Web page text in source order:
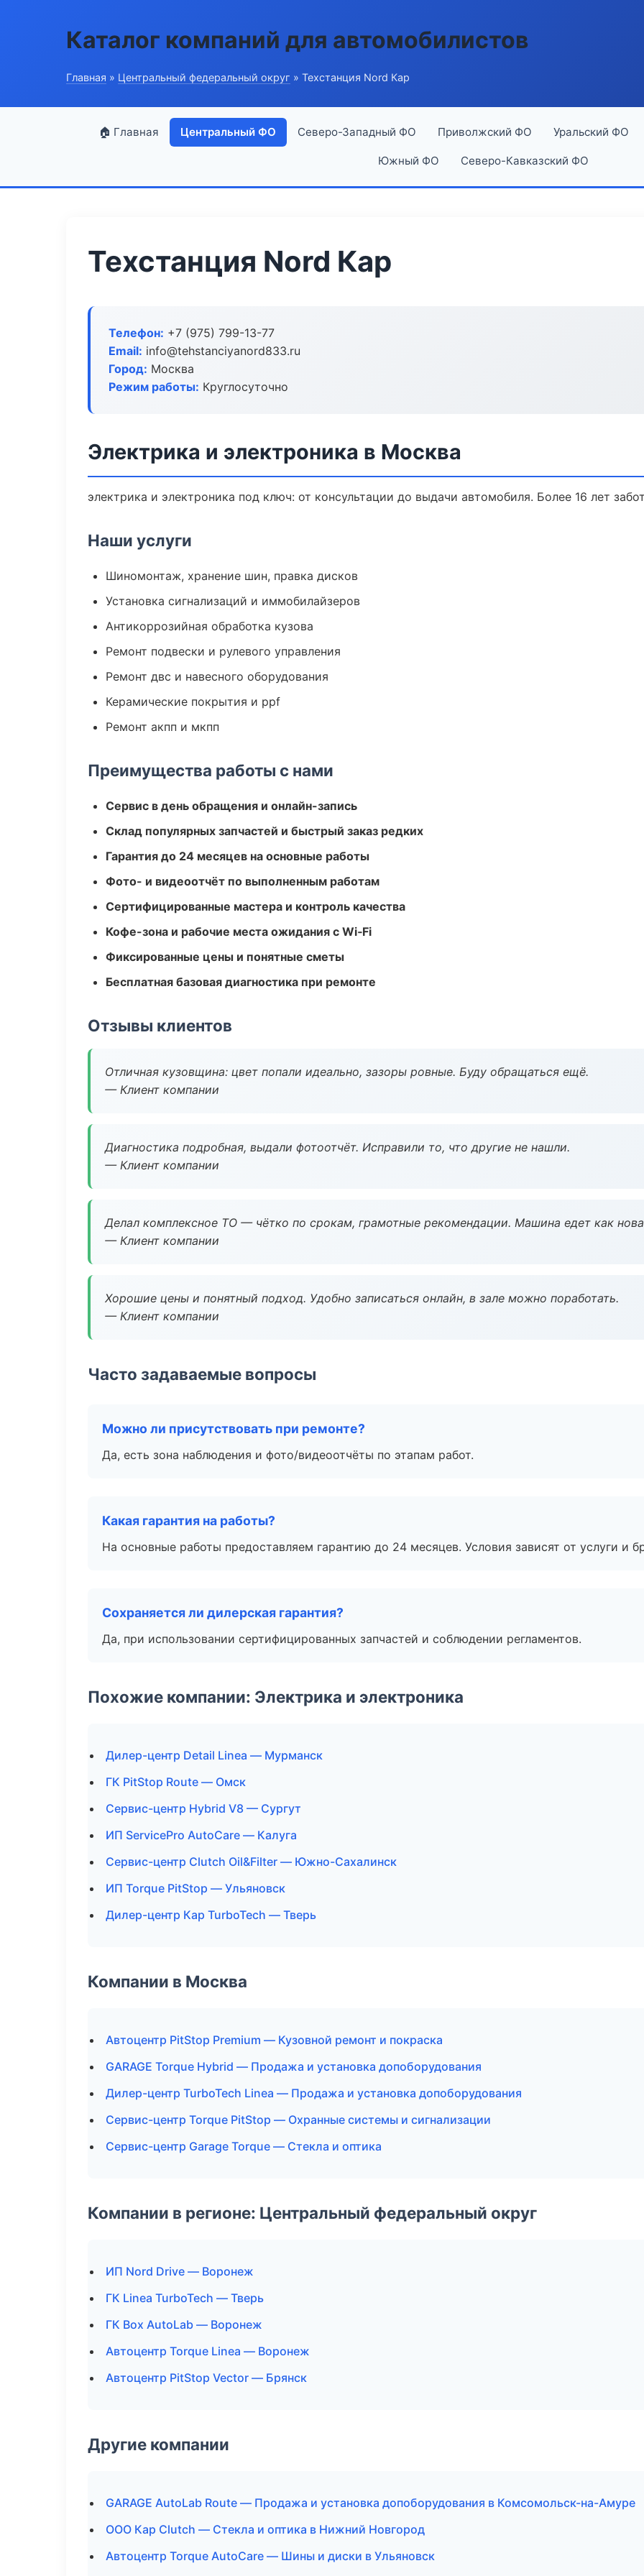
Каталог компаний для автомобилистов
Главная » Центральный федеральный округ » Техстанция Nord Кар
🏠 Главная Центральный ФО Северо-Западный ФО Приволжский ФО Уральский ФО
Южный ФО Северо-Кавказский ФО
Техстанция Nord Кар
Телефон: +7 (975) 799-13-77
Email: info@tehstanciyanord833.ru
Город: Москва
Режим работы: Круглосуточно
Электрика и электроника в Москва
электрика и электроника под ключ: от консультации до выдачи автомобиля. Более 16 лет
Наши услуги
Шиномонтаж, хранение шин, правка дисков
Установка сигнализаций и иммобилайзеров
Антикоррозийная обработка кузова
Ремонт подвески и рулевого управления
Ремонт двс и навесного оборудования
Керамические покрытия и ppf
Ремонт акпп и мкпп
Преимущества работы с нами
Сервис в день обращения и онлайн-запись
Склад популярных запчастей и быстрый заказ редких
Гарантия до 24 месяцев на основные работы
Фото- и видеоотчёт по выполненным работам
Сертифицированные мастера и контроль качества
Кофе-зона и рабочие места ожидания с Wi‑Fi
Фиксированные цены и понятные сметы
Бесплатная базовая диагностика при ремонте
Отзывы клиентов
Отличная кузовщина: цвет попали идеально, зазоры ровные. Буду обращаться ещё.
— Клиент компании
Диагностика подробная, выдали фотоотчёт. Исправили то, что другие не нашли.
— Клиент компании
Делал комплексное ТО — чётко по срокам, грамотные рекомендации. Машина едет как
— Клиент компании
Хорошие цены и понятный подход. Удобно записаться онлайн, в зале можно поработать.
— Клиент компании
Часто задаваемые вопросы
Можно ли присутствовать при ремонте?
Да, есть зона наблюдения и фото/видеоотчёты по этапам работ.
Какая гарантия на работы?
На основные работы предоставляем гарантию до 24 месяцев. Условия зависят от услуги и
Сохраняется ли дилерская гарантия?
Да, при использовании сертифицированных запчастей и соблюдении регламентов.
Похожие компании: Электрика и электроника
Дилер-центр Detail Linea — Мурманск
ГК PitStop Route — Омск
Сервис-центр Hybrid V8 — Сургут
ИП ServicePro AutoCare — Калуга
Сервис-центр Clutch Oil&Filter — Южно-Сахалинск
ИП Torque PitStop — Ульяновск
Дилер-центр Кар TurboTech — Тверь
Компании в Москва
Автоцентр PitStop Premium — Кузовной ремонт и покраска
GARAGE Torque Hybrid — Продажа и установка допоборудования
Дилер-центр TurboTech Linea — Продажа и установка допоборудования
Сервис-центр Torque PitStop — Охранные системы и сигнализации
Сервис-центр Garage Torque — Стекла и оптика
Компании в регионе: Центральный федеральный округ
ИП Nord Drive — Воронеж
ГК Linea TurboTech — Тверь
ГК Box AutoLab — Воронеж
Автоцентр Torque Linea — Воронеж
Автоцентр PitStop Vector — Брянск
Другие компании
GARAGE AutoLab Route — Продажа и установка допоборудования в Комсомольск-на-Амуре
ООО Кар Clutch — Стекла и оптика в Нижний Новгород
Автоцентр Torque AutoCare — Шины и диски в Ульяновск